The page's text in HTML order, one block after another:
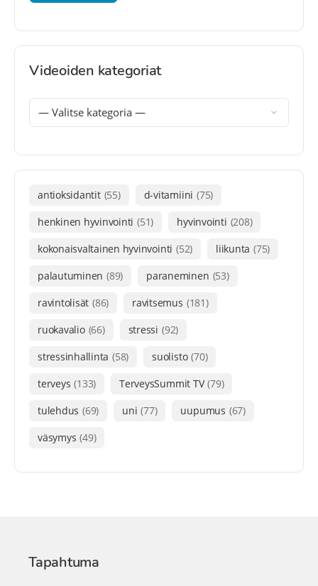
Videoiden kategoriat
antioksidantit (55) d-vitamiini (75)
henkinen hyvinvointi (51) hyvinvointi (208)
kokonaisvaltainen hyvinvointi (52) liikunta (75)
palautuminen (89) paraneminen (53)
ravintolisät (86) ravitsemus (181)
ruokavalio (66) stressi (92)
stressinhallinta (58) suolisto (70)
terveys (133) TerveysSummit TV (79)
tulehdus (69) uni (77) uupumus (67)
väsymys (49)
Tapahtuma